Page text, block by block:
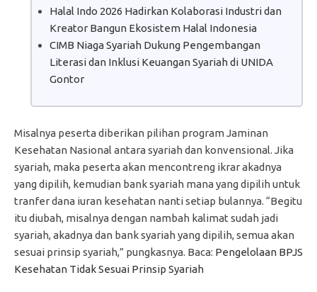
Halal Indo 2026 Hadirkan Kolaborasi Industri dan
Kreator Bangun Ekosistem Halal Indonesia
CIMB Niaga Syariah Dukung Pengembangan
Literasi dan Inklusi Keuangan Syariah di UNIDA
Gontor
Misalnya peserta diberikan pilihan program Jaminan
Kesehatan Nasional antara syariah dan konvensional. Jika
syariah, maka peserta akan mencontreng ikrar akadnya
yang dipilih, kemudian bank syariah mana yang dipilih untuk
tranfer dana iuran kesehatan nanti setiap bulannya. “Begitu
itu diubah, misalnya dengan nambah kalimat sudah jadi
syariah, akadnya dan bank syariah yang dipilih, semua akan
sesuai prinsip syariah,” pungkasnya. Baca: Pengelolaan BPJS
Kesehatan Tidak Sesuai Prinsip Syariah